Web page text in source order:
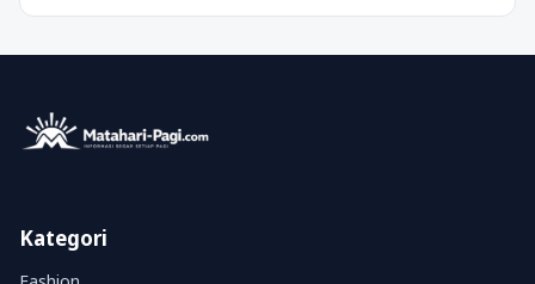
Kategori